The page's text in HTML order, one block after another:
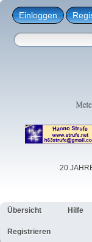
Einloggen
20
Übersicht Hilfe
Registrieren